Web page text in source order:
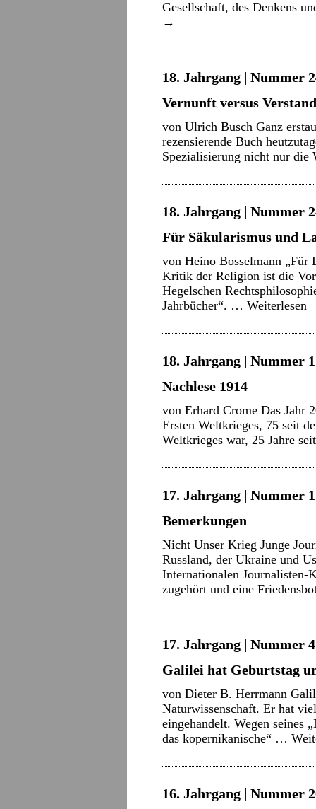
Gesellschaft, des Denkens
→
18. Jahrgang | Nummer
Vernunft versus Verstand
von Ulrich Busch Ganz
rezensierende Buch
Spezialisierung nicht nur
18. Jahrgang | Nummer
Für Säkularismus und
von Heino Bosselmann
Kritik der Religion ist die
Hegelschen
Jahrbücher“. … Weiterlesen
18. Jahrgang | Nummer
Nachlese 1914
von Erhard Crome Das Jahr
Ersten Weltkrieges, 75 seit
Weltkrieges war, 25 Jahre
17. Jahrgang | Nummer
Bemerkungen
Nicht Unser Krieg Junge
Russland, der Ukraine und
Internationalen Journalisten-
zugehört und eine
17. Jahrgang | Nummer
Galilei hat Geburtstag
von Dieter B. Herrmann
Naturwissenschaft. Er hat
eingehandelt. Wegen seines
das kopernikanische“ …
16. Jahrgang | Nummer